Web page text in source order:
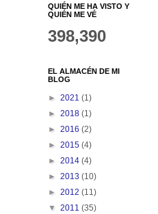
QUIÉN ME HA VISTO Y
QUIÉN ME VÉ
398,390
EL ALMACÉN DE MI
BLOG
► 2021 (1)
► 2018 (1)
► 2016 (2)
► 2015 (4)
► 2014 (4)
► 2013 (10)
► 2012 (11)
▼ 2011 (35)